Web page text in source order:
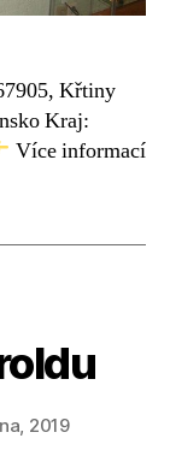
Křtiny
Kraj:
Více informací
2019